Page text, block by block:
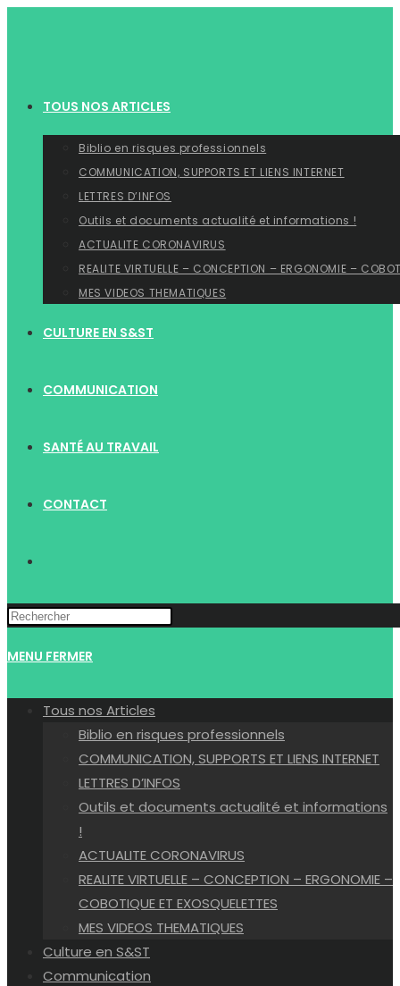
TOUS NOS ARTICLES
Biblio en risques professionnels
COMMUNICATION, SUPPORTS ET LIENS INTERNET
LETTRES D’INFOS
Outils et documents actualité et informations !
ACTUALITE CORONAVIRUS
REALITE VIRTUELLE – CONCEPTION – ERGONOMIE –
MES VIDEOS THEMATIQUES
CULTURE EN S&ST
COMMUNICATION
SANTÉ AU TRAVAIL
CONTACT
WEBSITE
MENU FERMER
Tous nos Articles
Biblio en risques professionnels
COMMUNICATION, SUPPORTS ET LIENS INTERNET
LETTRES D’INFOS
Outils et documents actualité et informations
!
ACTUALITE CORONAVIRUS
REALITE VIRTUELLE – CONCEPTION – ERGONOMIE –
COBOTIQUE ET EXOSQUELETTES
MES VIDEOS THEMATIQUES
Culture en S&ST
Communication